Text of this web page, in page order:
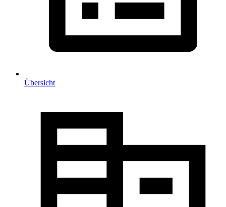
Übersicht